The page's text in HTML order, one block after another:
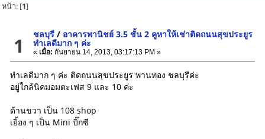
หน้า: [1]
1 ชลบุรี / อาคารพานิชย์ 3.5 ชั้น 2 คูหาให้เช่าติดถนนสุขประยูร
ทำเลดีมาก ๆ ค่ะ
« เมื่อ: กันยายน 14, 2013, 03:17:13 PM »
ทำเลดีมาก ๆ ค่ะ ติดถนนสุขประยูร พานทอง ชลบุรีค่ะ
อยู่ใกล้นิคมอมตะเฟส 9 และ 10 ค่ะ
ด้านขวา เป็น 108 shop
เยิ้อง ๆ เป็น Mini บิ๊กซี